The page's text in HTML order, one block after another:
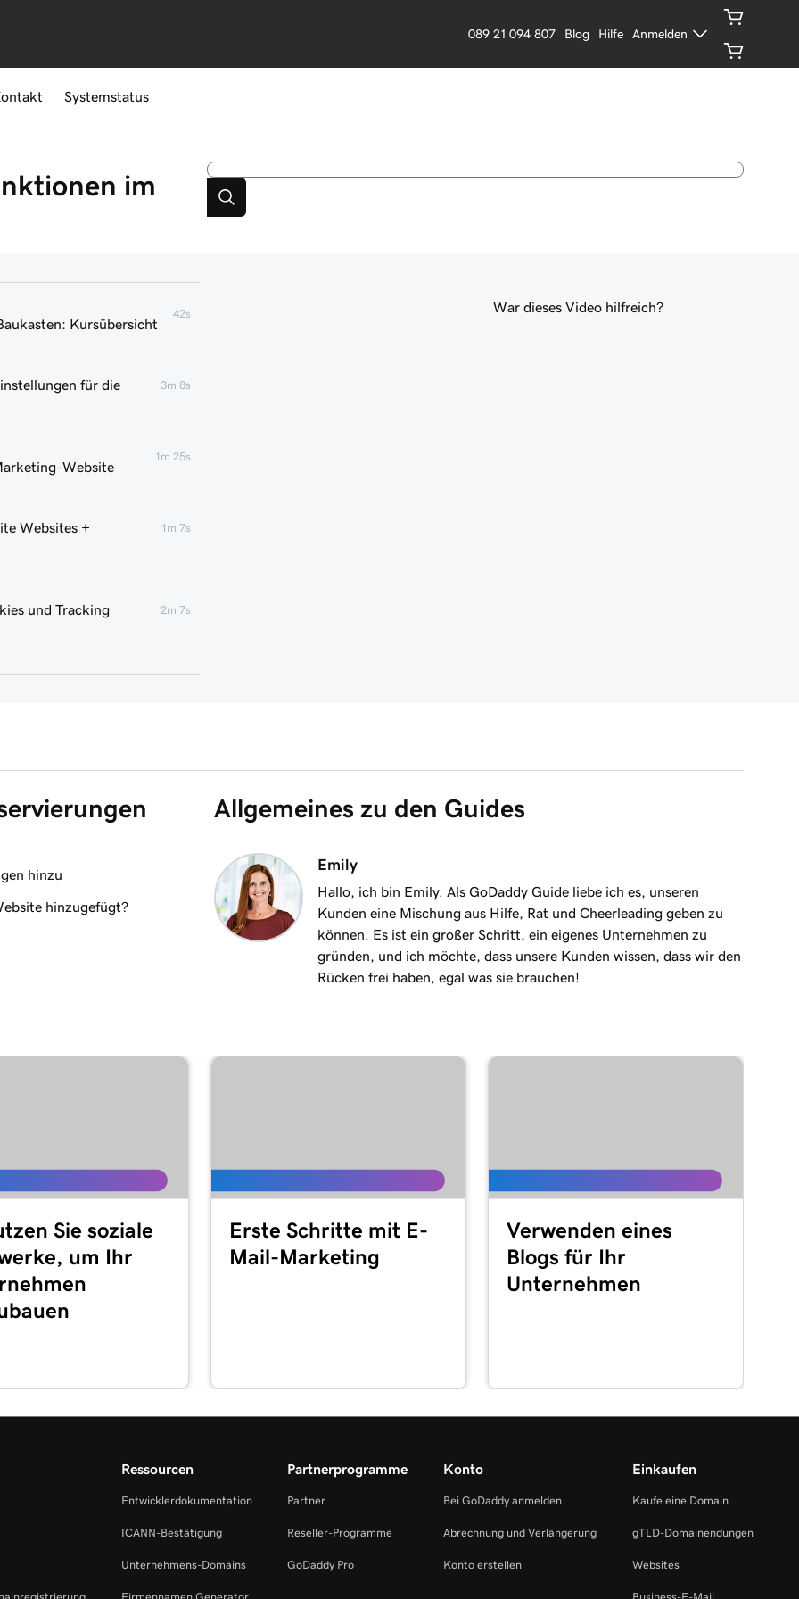
089 21 094 807 Blog Hilfe Anmelden
Systemstatus
im
Kursübersicht
42s
für die
3m 8s
Website
1m 25s
Websites +
1m 7s
und Tracking
2m 7s
Website
Website
hinzu
+ Marketing
1m 39s
2m 55s
War dieses Video hilfreich?
hinzu
hinzugefügt?
Allgemeines zu den Guides
Emily
Hallo, ich bin Emily. Als GoDaddy Guide liebe ich es, unseren
Kunden eine Mischung aus Hilfe, Rat und Cheerleading geben zu
können. Es ist ein großer Schritt, ein eigenes Unternehmen zu
gründen, und ich möchte, dass unsere Kunden wissen, dass wir den
Rücken frei haben, egal was sie brauchen!
Sie soziale
um Ihr
Erste Schritte mit E-
Mail-Marketing
Verwenden eines
Blogs für Ihr
Unternehmen
Ressourcen
Entwicklerdokumentation
ICANN-Bestätigung
Unternehmens-Domains
Partnerprogramme
Partner
Reseller-Programme
GoDaddy Pro
Konto
Bei GoDaddy anmelden
Abrechnung und Verlängerung
Konto erstellen
Einkaufen
Kaufe eine Domain
gTLD-Domainendungen
Websites